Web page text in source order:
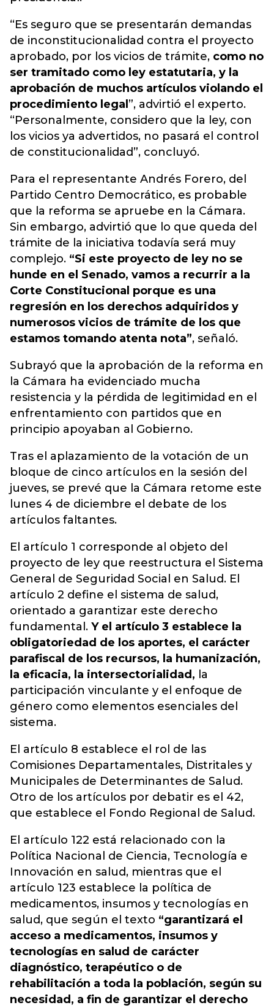
“Es seguro que se presentarán demandas
de inconstitucionalidad contra el proyecto
aprobado, por los vicios de trámite, como no
ser tramitado como ley estatutaria, y la
aprobación de muchos artículos violando el
procedimiento legal ”, advirtió el experto.
“Personalmente, considero que la ley, con
los vicios ya advertidos, no pasará el control
de constitucionalidad”, concluyó.
Para el representante Andrés Forero, del
Partido Centro Democrático, es probable
que la reforma se apruebe en la Cámara.
Sin embargo, advirtió que lo que queda del
trámite de la iniciativa todavía será muy
complejo. “Si este proyecto de ley no se
hunde en el Senado, vamos a recurrir a la
Corte Constitucional porque es una
regresión en los derechos adquiridos y
numerosos vicios de trámite de los que
estamos tomando atenta nota”, señaló.
Subrayó que la aprobación de la reforma en
la Cámara ha evidenciado mucha
resistencia y la pérdida de legitimidad en el
enfrentamiento con partidos que en
principio apoyaban al Gobierno.
Tras el aplazamiento de la votación de un
bloque de cinco artículos en la sesión del
jueves, se prevé que la Cámara retome este
lunes 4 de diciembre el debate de los
artículos faltantes.
El artículo 1 corresponde al objeto del
proyecto de ley que reestructura el Sistema
General de Seguridad Social en Salud. El
artículo 2 define el sistema de salud,
orientado a garantizar este derecho
fundamental. Y el artículo 3 establece la
obligatoriedad de los aportes, el carácter
parafiscal de los recursos, la humanización,
la eficacia, la intersectorialidad, la
participación vinculante y el enfoque de
género como elementos esenciales del
sistema.
El artículo 8 establece el rol de las
Comisiones Departamentales, Distritales y
Municipales de Determinantes de Salud.
Otro de los artículos por debatir es el 42,
que establece el Fondo Regional de Salud.
El artículo 122 está relacionado con la
Política Nacional de Ciencia, Tecnología e
Innovación en salud, mientras que el
artículo 123 establece la política de
medicamentos, insumos y tecnologías en
salud, que según el texto “garantizará el
acceso a medicamentos, insumos y
tecnologías en salud de carácter
diagnóstico, terapéutico o de
rehabilitación a toda la población, según su
necesidad, a fin de garantizar el derecho